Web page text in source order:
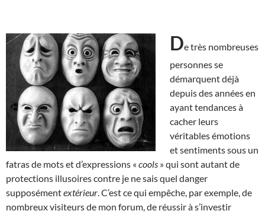
De très nombreuses
personnes se
démarquent déjà
depuis des années en
ayant tendances à
cacher leurs
véritables émotions
et sentiments sous un
fatras de mots et d’expressions « cools » qui sont autant de
protections illusoires contre je ne sais quel danger
supposémentextérieur . C’est ce qui empêche, par exemple, de
nombreux visiteurs de mon forum, de réussir à s’investir